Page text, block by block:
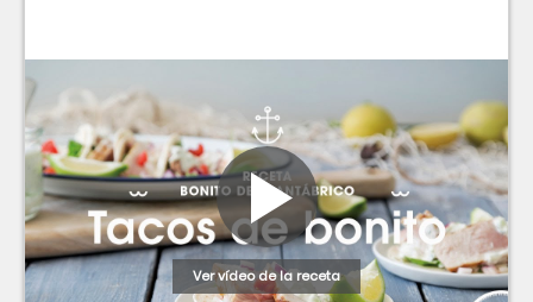
Ver vídeo de la receta